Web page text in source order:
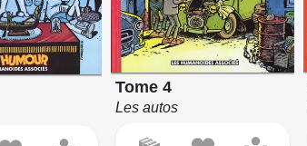
Tome 4
Les autos